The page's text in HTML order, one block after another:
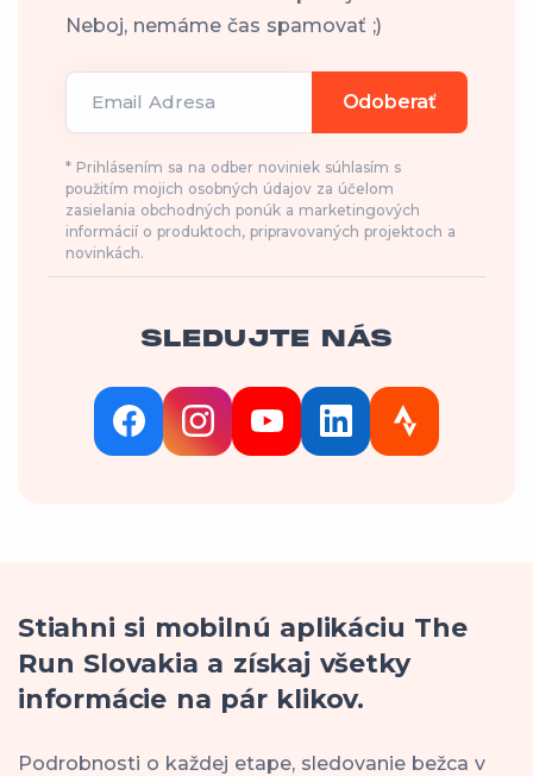
Neboj, nemáme čas spamovať ;)
Email Adresa Odoberať
* Prihlásením sa na odber noviniek súhlasím s
použitím mojich osobných údajov za účelom
zasielania obchodných ponúk a marketingových
informácií o produktoch, pripravovaných projektoch a
novinkách.
SLEDUJTE NÁS
Stiahni si mobilnú aplikáciu The
Run Slovakia a získaj všetky
informácie na pár klikov.
Podrobnosti o každej etape, sledovanie bežca v